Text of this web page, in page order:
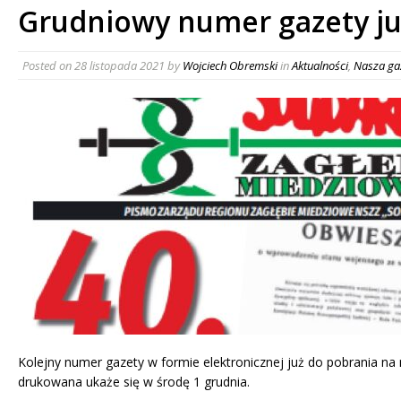
Grudniowy numer gazety
Posted on28 listopada 2021 byWojciech ObremskiinAktualności, Nasza
Kolejny numer gazety w formie elektronicznej już do pobrania na
drukowana ukaże się w środę 1 grudnia.